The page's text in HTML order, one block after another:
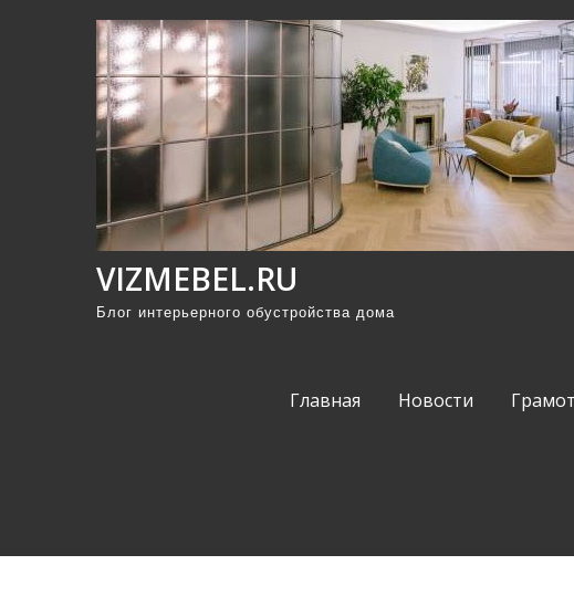
VIZMEBEL.RU
Блог интерьерного обустройства дома
Главная Новости